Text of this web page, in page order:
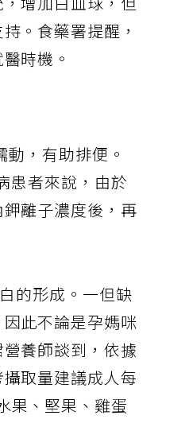
增加白血球，但
。食藥署提醒，
時機。
，有助排便。
患者來說，由於
離子濃度後，再
的形成。一但缺
此不論是孕媽咪
養師談到，依據
取量建議成人每
果、堅果、雞蛋